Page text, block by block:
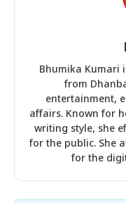
Bhumika Kumari
from
entertainment,
affairs. Known for
writing style, she
for the public. She
for the